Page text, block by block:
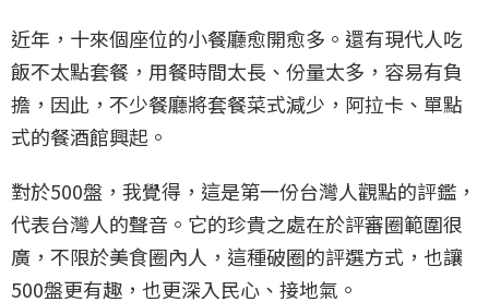
近年，十來個座位的小餐廳愈開愈多。還有現代人吃
飯不太點套餐，用餐時間太長、份量太多，容易有負
擔，因此，不少餐廳將套餐菜式減少，阿拉卡、單點
式的餐酒館興起。
對於500盤，我覺得，這是第一份台灣人觀點的評鑑，
代表台灣人的聲音。它的珍貴之處在於評審圈範圍很
廣，不限於美食圈內人，這種破圈的評選方式，也讓
500盤更有趣，也更深入民心、接地氣。